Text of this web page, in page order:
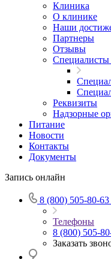
Клиника
О клинике
Наши
Партнеры
Отзывы
Специалисты
Реквизиты
Надзорные
Питание
Новости
Контакты
Документы
Запись онлайн
8 (800) 505-80-63
Телефоны
8 (800) 505-
Заказать